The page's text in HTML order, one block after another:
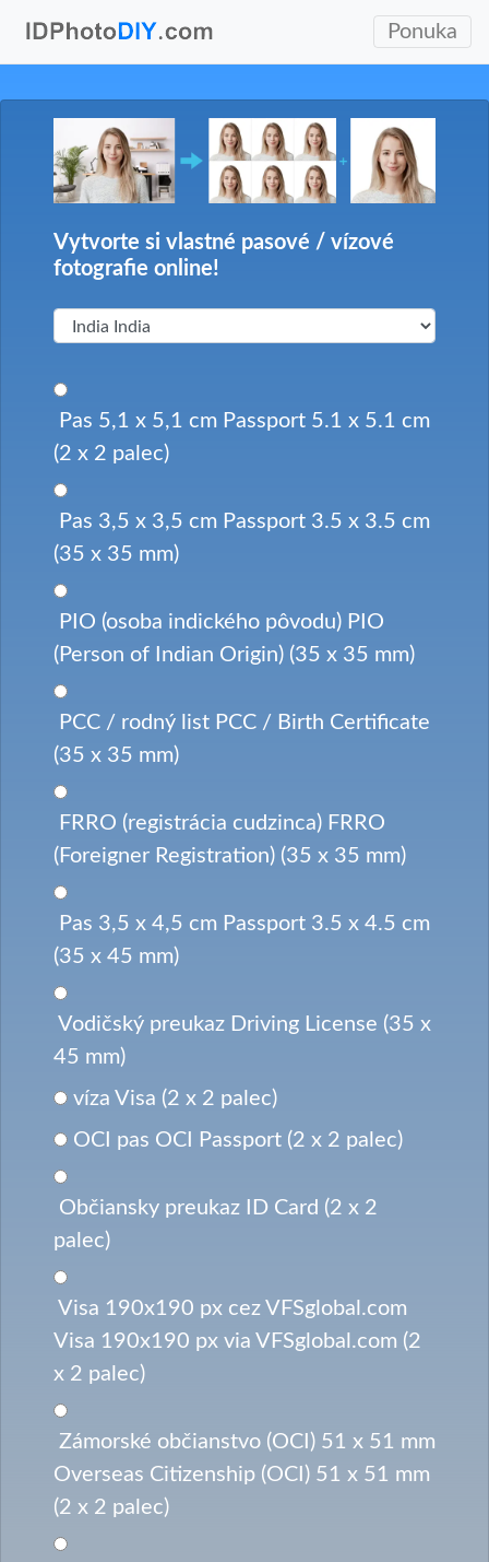
Ponuka
Vytvorte si vlastné pasové / vízové
fotografie online!
Pas 5,1 x 5,1 cm Passport 5.1 x 5.1 cm
(2 x 2 palec)
Pas 3,5 x 3,5 cm Passport 3.5 x 3.5 cm
(35 x 35 mm)
PIO (osoba indického pôvodu) PIO
(Person of Indian Origin) (35 x 35 mm)
PCC / rodný list PCC / Birth Certificate
(35 x 35 mm)
FRRO (registrácia cudzinca) FRRO
(Foreigner Registration) (35 x 35 mm)
Pas 3,5 x 4,5 cm Passport 3.5 x 4.5 cm
(35 x 45 mm)
Vodičský preukaz Driving License (35 x
45 mm)
víza Visa (2 x 2 palec)
OCI pas OCI Passport (2 x 2 palec)
Občiansky preukaz ID Card (2 x 2
palec)
Visa 190x190 px cez VFSglobal.com
Visa 190x190 px via VFSglobal.com (2
x 2 palec)
Zámorské občianstvo (OCI) 51 x 51 mm
Overseas Citizenship (OCI) 51 x 51 mm
(2 x 2 palec)